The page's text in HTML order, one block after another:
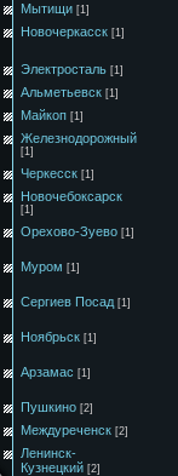
Мытищи [1]
Новочеркасск [1]
Электросталь [1]
Альметьевск [1]
Майкоп [1]
Железнодорожный
[1]
Черкесск [1]
Новочебоксарск
[1]
Орехово-Зуево [1]
Муром [1]
Сергиев Посад [1]
Ноябрьск [1]
Арзамас [1]
Пушкино [2]
Междуреченск [2]
Ленинск-
Кузнецкий [2]